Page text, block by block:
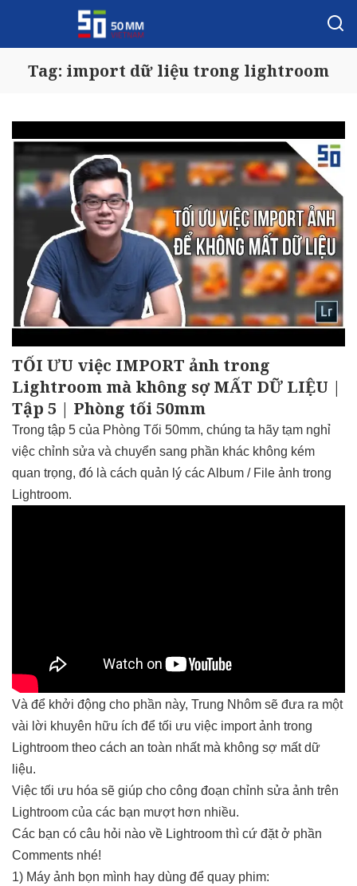
Tag: import dữ liệu trong lightroom
TỐI ƯU việc IMPORT ảnh trong
Lightroom mà không sợ MẤT DỮ LIỆU |
Tập 5 | Phòng tối 50mm
Trong tập 5 của Phòng Tối 50mm, chúng ta hãy tạm nghỉ
việc chỉnh sửa và chuyển sang phần khác không kém
quan trọng, đó là cách quản lý các Album / File ảnh trong
Lightroom.
Và để khởi động cho phần này, Trung Nhôm sẽ đưa ra một
vài lời khuyên hữu ích để tối ưu việc import ảnh trong
Lightroom theo cách an toàn nhất mà không sợ mất dữ
liệu.
Việc tối ưu hóa sẽ giúp cho công đoạn chỉnh sửa ảnh trên
Lightroom của các bạn mượt hơn nhiều.
Các bạn có câu hỏi nào về Lightroom thì cứ đặt ở phần
Comments nhé!
1) Máy ảnh bọn mình hay dùng để quay phim: